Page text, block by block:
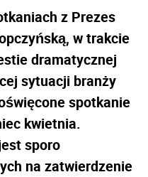
z Prezes
w trakcie
dramatycznej
sytuacji branży
spotkanie
kwietnia.
sporo
na zatwierdzenie